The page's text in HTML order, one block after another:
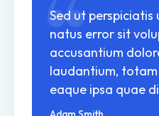
Sed ut perspiciatis
natus error sit
accusantium
laudantium,
eaque ipsa quae